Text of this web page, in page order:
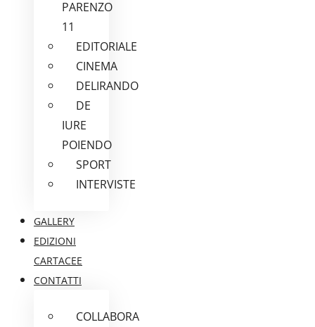
PARENZO
11
EDITORIALE
CINEMA
DELIRANDO
DE
IURE
POIENDO
SPORT
INTERVISTE
GALLERY
EDIZIONI
CARTACEE
CONTATTI
COLLABORA